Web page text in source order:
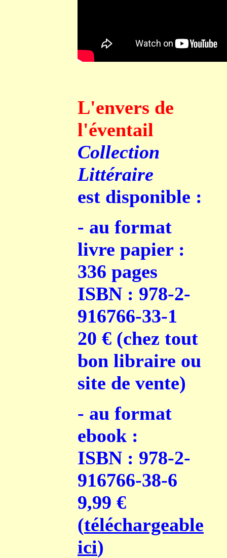
L'envers de
l'éventail
Collection
Littéraire
est disponible :
- au format
livre papier :
336 pages
ISBN : 978-2-
916766-33-1
20 € (chez tout
bon libraire ou
site de vente)
- au format
ebook :
ISBN : 978-2-
916766-38-6
9,99 €
(téléchargeable
ici)